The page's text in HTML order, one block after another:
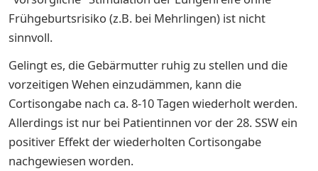
Frühgeburtsrisiko (z.B. bei Mehrlingen) ist nicht
sinnvoll.
Gelingt es, die Gebärmutter ruhig zu stellen und die
vorzeitigen Wehen einzudämmen, kann die
Cortisongabe nach ca. 8-10 Tagen wiederholt werden.
Allerdings ist nur bei Patientinnen vor der 28. SSW ein
positiver Effekt der wiederholten Cortisongabe
nachgewiesen worden.